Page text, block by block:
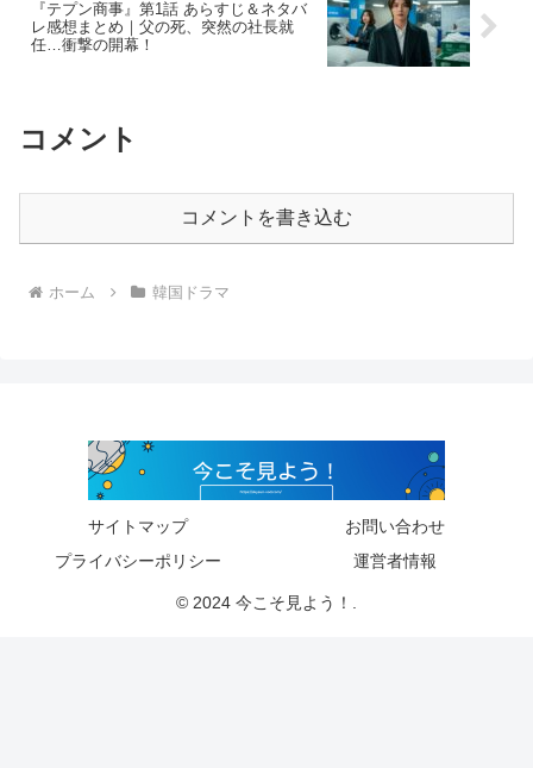
『テプン商事』第1話 あらすじ＆ネタバ
レ感想まとめ｜父の死、突然の社長就
任…衝撃の開幕！
コメント
コメントを書き込む
ホーム 韓国ドラマ
サイトマップ
お問い合わせ
プライバシーポリシー
運営者情報
© 2024 今こそ見よう！.